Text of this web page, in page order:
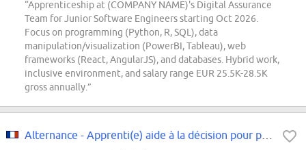
“Apprenticeship at (COMPANY NAME)'s Digital Assurance
Team for Junior Software Engineers starting Oct 2026.
Focus on programming (Python, R, SQL), data
manipulation/visualization (PowerBI, Tableau), web
frameworks (React, AngularJS), and databases. Hybrid work,
inclusive environment, and salary range EUR 25.5K-28.5K
gross annually.”